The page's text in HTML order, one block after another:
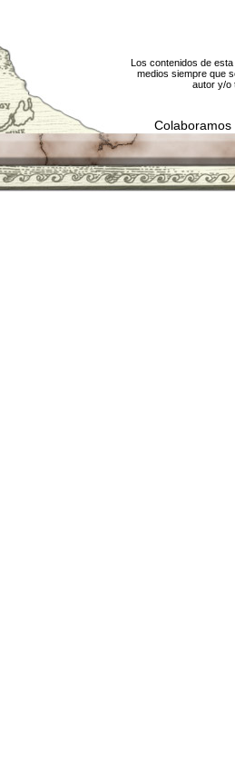
Los contenidos de
medios siempre que
autor y/o